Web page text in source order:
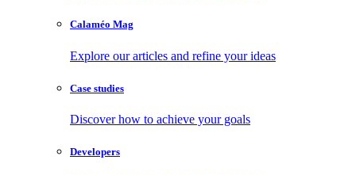
Calaméo Mag
Explore our articles and refine your ideas
Case studies
Discover how to achieve your goals
Developers